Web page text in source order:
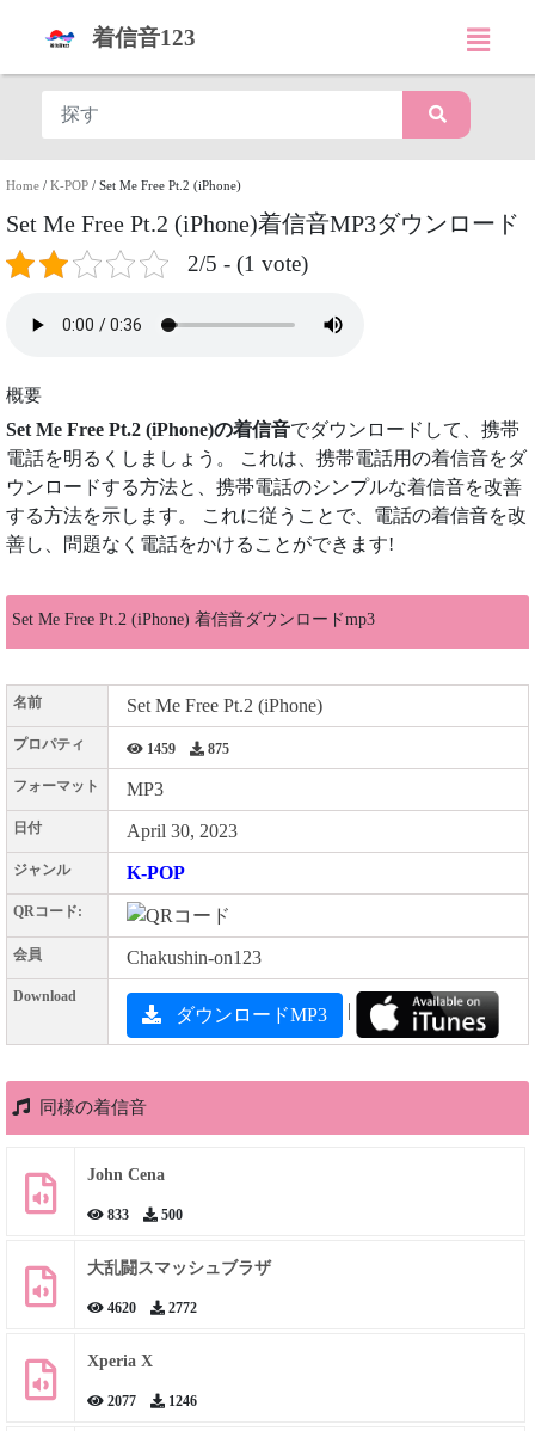
着信音123
Home / K-POP / Set Me Free Pt.2 (iPhone)
Set Me Free Pt.2 (iPhone)着信音MP3ダウンロード
2/5 - (1 vote)
概要
Set Me Free Pt.2 (iPhone)の着信音でダウンロードして、携帯
電話を明るくしましょう。 これは、携帯電話用の着信音をダ
ウンロードする方法と、携帯電話のシンプルな着信音を改善
する方法を示します。 これに従うことで、電話の着信音を改
善し、問題なく電話をかけることができます!
Set Me Free Pt.2 (iPhone) 着信音ダウンロードmp3
名前 Set Me Free Pt.2 (iPhone)
プロパティ 1459 875
フォーマット MP3
日付 April 30, 2023
ジャンル K-POP
QRコード:
会員 Chakushin-on123
Download
ダウンロードMP3 |
同様の着信音
John Cena
833 500
大乱闘スマッシュブラザ
4620 2772
Xperia X
2077 1246